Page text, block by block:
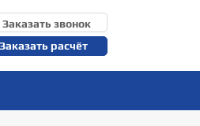
Заказать звонок
Заказать расчёт